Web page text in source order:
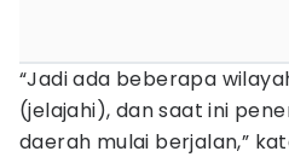
“Jadi ada beberapa
(jelajahi), dan saat ini
daerah mulai berjalan,”